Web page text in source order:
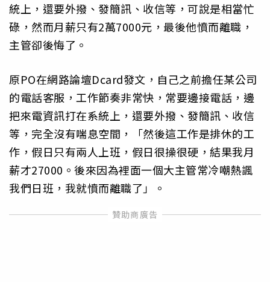
統上，還要外撥、發簡訊、收信等，可說是相當忙
碌，然而月薪只有2萬7000元，最後他憤而離職，
主管卻後悔了。
原PO在網路論壇Dcard發文，自己之前擔任某公司
的電話客服，工作節奏非常快，常要邊接電話，邊
把來電資訊打在系統上，還要外撥、發簡訊、收信
等，完全沒有喘息空間，「然後這工作是排休的工
作，假日只有兩人上班，假日很操很硬，結果我月
薪才27000。後來因為裡面一個大主管常冷嘲熱諷
我們日班，我就憤而離職了」。